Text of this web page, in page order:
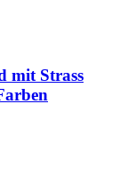
mit Strass